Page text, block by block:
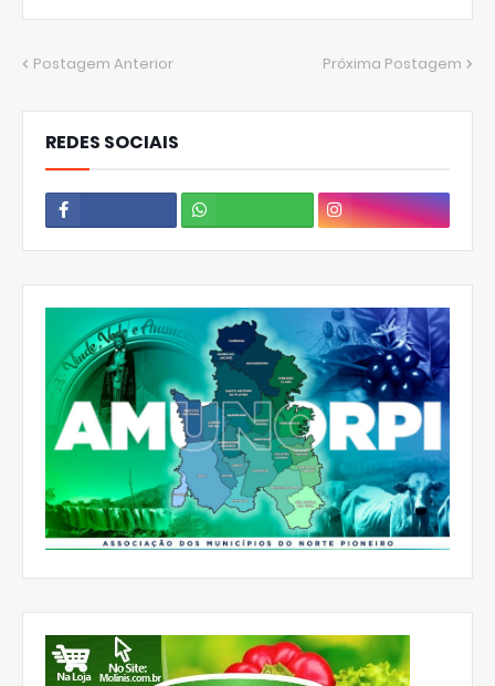
Postagem Anterior Próxima Postagem
REDES SOCIAIS